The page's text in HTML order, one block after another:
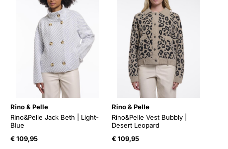
Rino & Pelle
Rino&Pelle Jack Beth | Light-
Blue
€ 109,95
Rino & Pelle
Rino&Pelle Vest Bubbly |
Desert Leopard
€ 109,95